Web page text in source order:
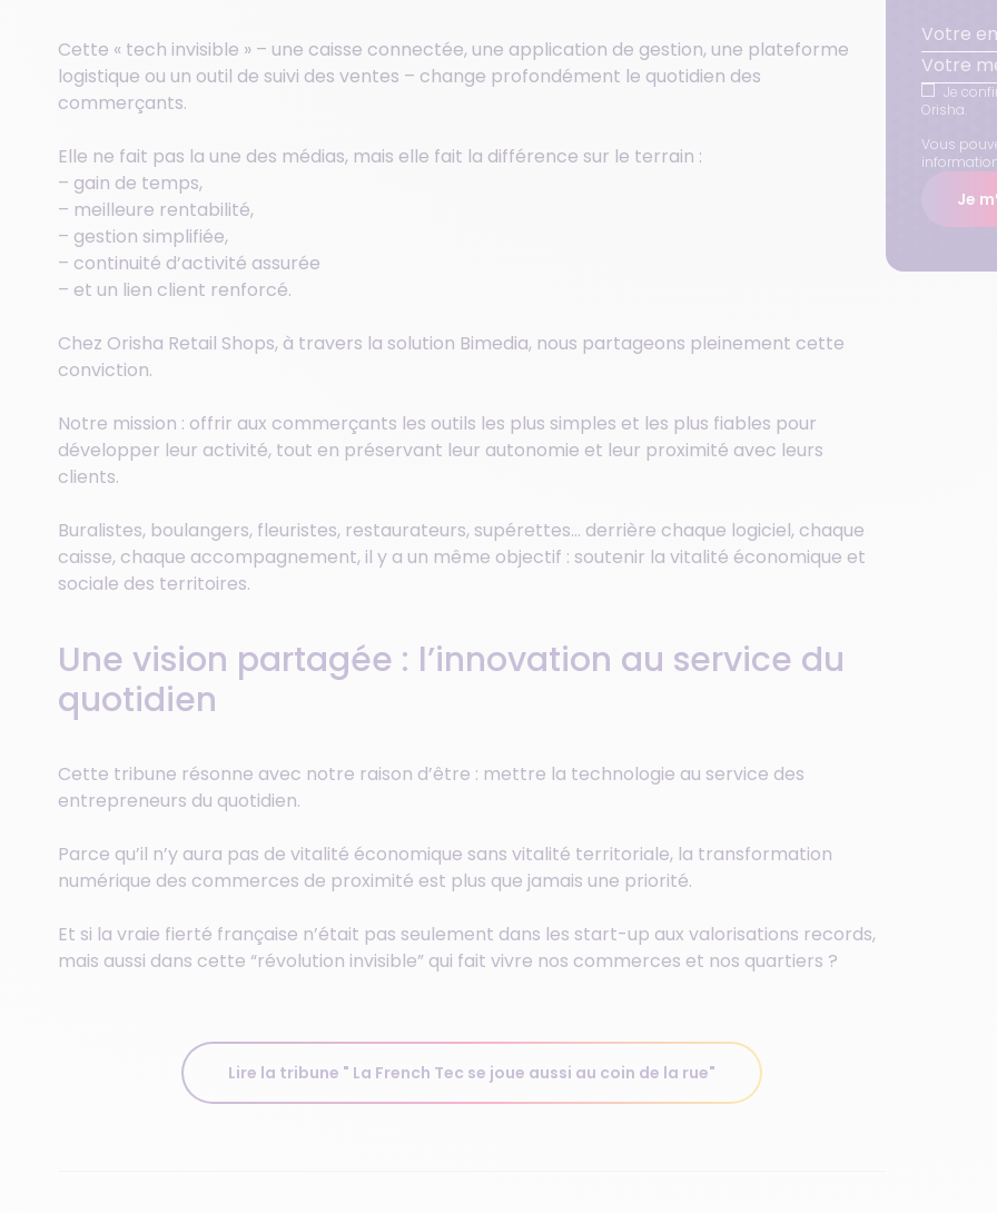
Cette « tech invisible » – une caisse connectée, une application de gestion, une plateforme
logistique ou un outil de suivi des ventes – change profondément le quotidien des
commerçants.
Elle ne fait pas la une des médias, mais elle fait la différence sur le terrain :
– gain de temps,
– meilleure rentabilité,
– gestion simplifiée,
– continuité d’activité assurée
– et un lien client renforcé.
Chez Orisha Retail Shops, à travers la solution Bimedia, nous partageons pleinement cette
conviction.
Notre mission : offrir aux commerçants les outils les plus simples et les plus fiables pour
développer leur activité, tout en préservant leur autonomie et leur proximité avec leurs
clients.
Buralistes, boulangers, fleuristes, restaurateurs, supérettes… derrière chaque logiciel, chaque
caisse, chaque accompagnement, il y a un même objectif : soutenir la vitalité économique et
sociale des territoires.
Une vision partagée : l’innovation au service du
quotidien
Cette tribune résonne avec notre raison d’être : mettre la technologie au service des
entrepreneurs du quotidien.
Parce qu’il n’y aura pas de vitalité économique sans vitalité territoriale, la transformation
numérique des commerces de proximité est plus que jamais une priorité.
Et si la vraie fierté française n’était pas seulement dans les start-up aux valorisations records,
mais aussi dans cette “révolution invisible” qui fait vivre nos commerces et nos quartiers ?
Lire la tribune " La French Tec se joue aussi au coin de la rue"
Votre
Je
Orisha.
Vous
Je